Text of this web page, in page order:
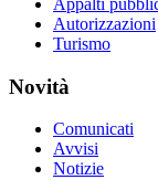
Appalti
Autorizzazioni
Turismo
Novità
Comunicati
Avvisi
Notizie